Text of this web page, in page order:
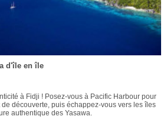
d'île en île
à Fidji ! Posez-vous à Pacific Harbour pour
découverte, puis échappez-vous vers les îles
authentique des Yasawa.